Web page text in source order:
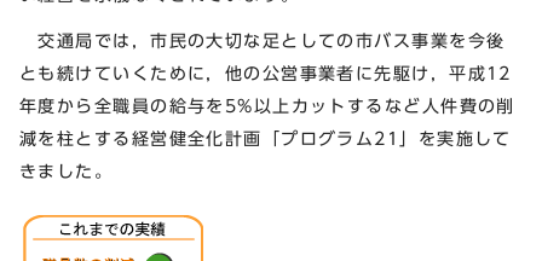
交通局では，市民の大切な足としての市バス事業を今後
とも続けていくために，他の公営事業者に先駆け，平成12
年度から全職員の給与を5%以上カットするなど人件費の削
減を柱とする経営健全化計画「プログラム21」を実施して
きました。